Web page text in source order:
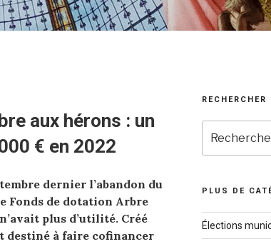
aux hérons : un
€ en 2022
dernier l’abandon du
Fonds de dotation Arbre
plus d’utilité. Créé
destiné à faire cofinancer
RECHERCHER
pour
PLUS DE
Élections